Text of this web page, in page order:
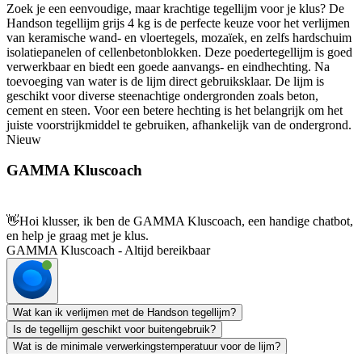
Zoek je een eenvoudige, maar krachtige tegellijm voor je klus? De
Handson tegellijm grijs 4 kg is de perfecte keuze voor het verlijmen
van keramische wand- en vloertegels, mozaïek, en zelfs hardschuim
isolatiepanelen of cellenbetonblokken. Deze poedertegellijm is goed
verwerkbaar en biedt een goede aanvangs- en eindhechting. Na
toevoeging van water is de lijm direct gebruiksklaar. De lijm is
geschikt voor diverse steenachtige ondergronden zoals beton,
cement en steen. Voor een betere hechting is het belangrijk om het
juiste voorstrijkmiddel te gebruiken, afhankelijk van de ondergrond.
Nieuw
GAMMA Kluscoach
👋Hoi klusser, ik ben de GAMMA Kluscoach, een handige chatbot,
en help je graag met je klus.
GAMMA Kluscoach - Altijd bereikbaar
Wat kan ik verlijmen met de Handson tegellijm?
Is de tegellijm geschikt voor buitengebruik?
Wat is de minimale verwerkingstemperatuur voor de lijm?